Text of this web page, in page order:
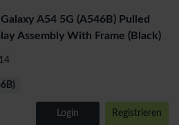
A54 5G (A546B) Pulled
Assembly With Frame (Black)
Login Registrieren